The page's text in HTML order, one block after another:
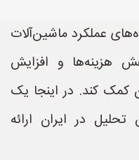
عملکرد ماشین‌آلات
هزینه‌ها و افزایش
کمک کند. در اینجا یک
در ایران ارائه